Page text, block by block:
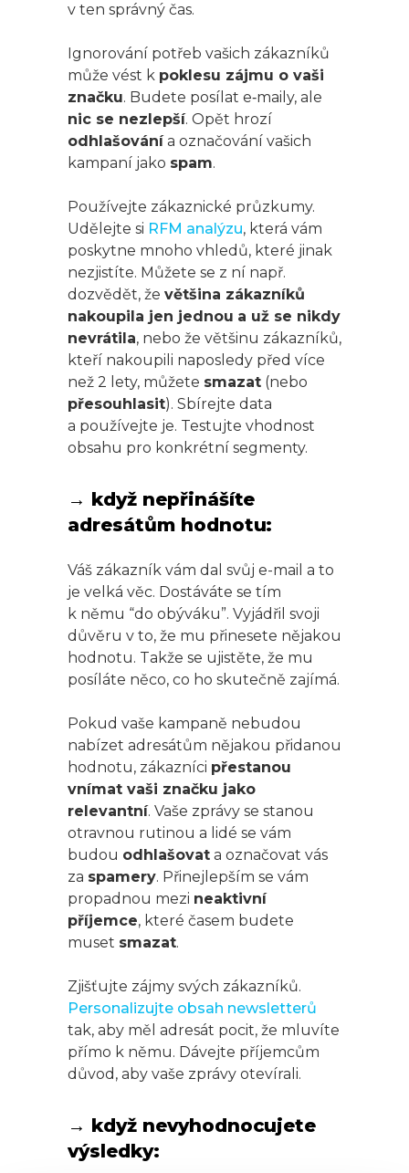
v ten správný čas.
Ignorování potřeb vašich zákazníků
může vést k poklesu zájmu o vaši
značku. Budete posílat e‑maily, ale
nic se nezlepší. Opět hrozí
odhlašovánía označování vašich
kampaní jako spam.
Používejte zákaznické průzkumy.
Udělejte si RFM analýzu, která vám
poskytne mnoho vhledů, které jinak
nezjistíte. Můžete se z ní např.
dozvědět, že většina zákazníků
nakoupila jen jednou a už se nikdy
nevrátila, nebo že většinu zákazníků,
kteří nakoupili naposledy před více
než 2 lety, můžete smazat (nebo
přesouhlasit). Sbírejte data
a používejte je. Testujte vhodnost
obsahu pro konkrétní segmenty.
→ když nepřinášíte
adresátům hodnotu:
Váš zákazník vám dal svůj e-mail a to
je velká věc. Dostáváte se tím
k němu “do obýváku”. Vyjádřil svoji
důvěru v to, že mu přinesete nějakou
hodnotu. Takže se ujistěte, že mu
posíláte něco, co ho skutečně zajímá.
Pokud vaše kampaně nebudou
nabízet adresátům nějakou přidanou
hodnotu, zákazníci přestanou
vnímat vaši značku jako
relevantní. Vaše zprávy se stanou
otravnou rutinou a lidé se vám
budou odhlašovat a označovat vás
za spamery. Přinejlepším se vám
propadnou mezi neaktivní
příjemce, které časem budete
muset smazat.
Zjišťujte zájmy svých zákazníků.
Personalizujte obsah newsletterů
tak, aby měl adresát pocit, že mluvíte
přímo k němu. Dávejte příjemcům
důvod, aby vaše zprávy otevírali.
→ když nevyhodnocujete
výsledky: